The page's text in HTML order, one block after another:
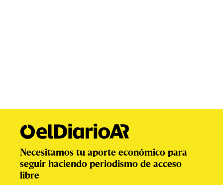
Necesitamos tu aporte económico para
seguir haciendo periodismo de acceso
libre